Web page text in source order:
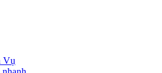
Vụ